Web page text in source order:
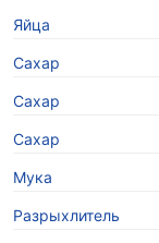
Яйца
Сахар
Сахар
Сахар
Мука
Разрыхлитель